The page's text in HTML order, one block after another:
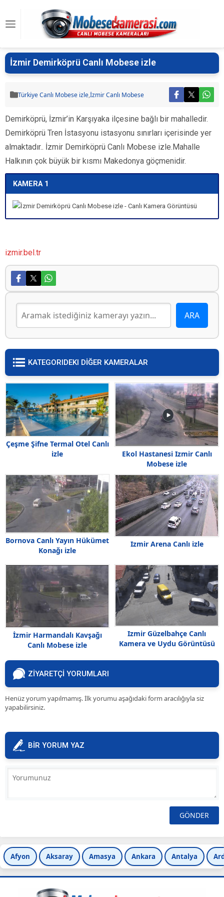
İzmir Demirköprü Canlı Mobese izle
Türkiye Canlı Mobese izle,İzmir Canlı Mobese
Demirköprü, İzmir’in Karşıyaka ilçesine bağlı bir mahalledir.
Demirköprü Tren İstasyonu istasyonu sınırları içerisinde yer
almaktadır.. İzmir Demirköprü Canlı Mobese izle.Mahalle
Halkının çok büyük bir kısmı Makedonya göçmenidir.
KAMERA 1
izmir.bel.tr
KATEGORIDEKI DİĞER KAMERALAR
Çeşme Şifne Termal Otel Canlı
izle
Ekol Hastanesi Izmir Canlı
Mobese izle
Bornova Canlı Yayın Hükümet
Konağı izle
Izmir Arena Canlı izle
İzmir Harmandalı Kavşağı
Canlı Mobese izle
Izmir Güzelbahçe Canlı
Kamera ve Uydu Görüntüsü
ZİYARETÇİ YORUMLARI
Henüz yorum yapılmamış. İlk yorumu aşağıdaki form aracılığıyla siz
yapabilirsiniz.
BİR YORUM YAZ
Afyon Aksaray Amasya Ankara Antalya